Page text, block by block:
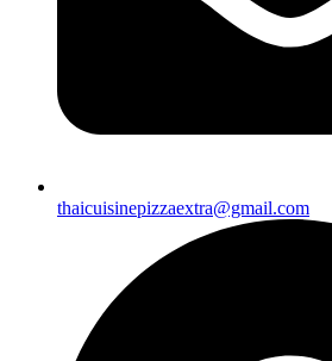
thaicuisinepizzaextra@gmail.com